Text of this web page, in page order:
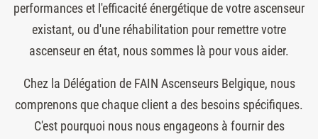
performances et l'efficacité énergétique de votre ascenseur
existant, ou d'une réhabilitation pour remettre votre
ascenseur en état, nous sommes là pour vous aider.
Chez la Délégation de FAIN Ascenseurs Belgique, nous
comprenons que chaque client a des besoins spécifiques.
C'est pourquoi nous nous engageons à fournir des